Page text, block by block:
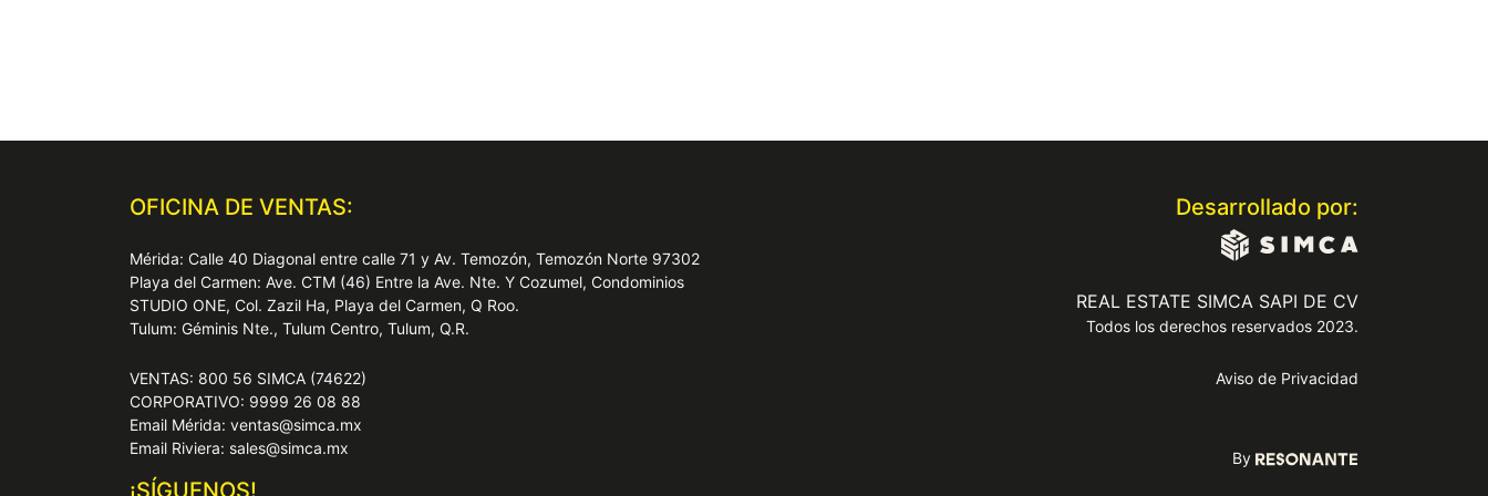
OFICINA DE VENTAS:
Mérida: Calle 40 Diagonal entre calle 71 y Av. Temozón, Temozón Norte 97302
Playa del Carmen: Ave. CTM (46) Entre la Ave. Nte. Y Cozumel, Condominios
STUDIO ONE, Col. Zazil Ha, Playa del Carmen, Q Roo.
Tulum: Géminis Nte., Tulum Centro, Tulum, Q.R.
VENTAS: 800 56 SIMCA (74622)
CORPORATIVO: 9999 26 08 88
Email Mérida: ventas@simca.mx
Email Riviera: sales@simca.mx
¡SÍGUENOS!
Desarrollado por:
REAL ESTATE SIMCA SAPI DE CV
Todos los derechos reservados 2023.
Aviso de Privacidad
By